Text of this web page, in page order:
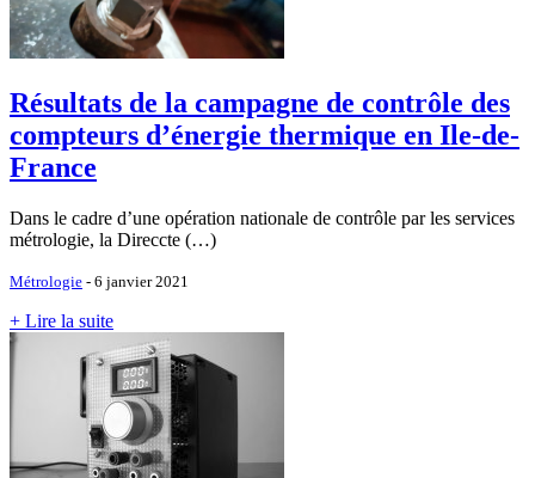
Résultats de la campagne de contrôle des
compteurs d’énergie thermique en Ile-de-
France
Dans le cadre d’une opération nationale de contrôle par les services
métrologie, la Direccte (…)
Métrologie - 6 janvier 2021
+ Lire la suite